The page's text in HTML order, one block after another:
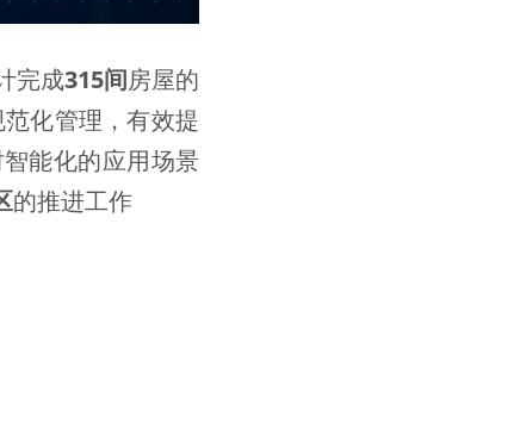
完成315间房屋的
化管理，有效提
能化的应用场景
的推进工作